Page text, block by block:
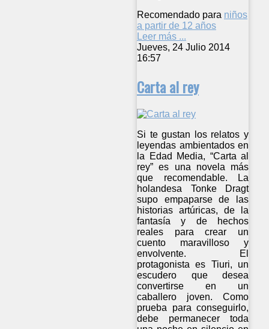
Recomendado para niños
a partir de 12 años
Leer más ...
Jueves, 24 Julio 2014
16:57
Carta al rey
Si te gustan los relatos y
leyendas ambientados en
la Edad Media, “Carta al
rey” es una novela más
que recomendable. La
holandesa Tonke Dragt
supo empaparse de las
historias artúricas, de la
fantasía y de hechos
reales para crear un
cuento maravilloso y
envolvente. El
protagonista es Tiuri, un
escudero que desea
convertirse en un
caballero joven. Como
prueba para conseguirlo,
debe permanecer toda